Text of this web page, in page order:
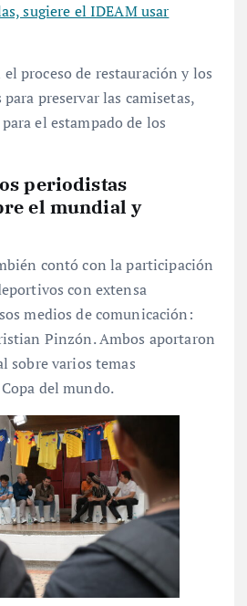
sugiere el IDEAM usar
proceso de restauración y los
preservar las camisetas,
el estampado de los
periodistas
el mundial y
contó con la participación
con extensa
medios de comunicación:
Pinzón. Ambos aportaron
sobre varios temas
del mundo.